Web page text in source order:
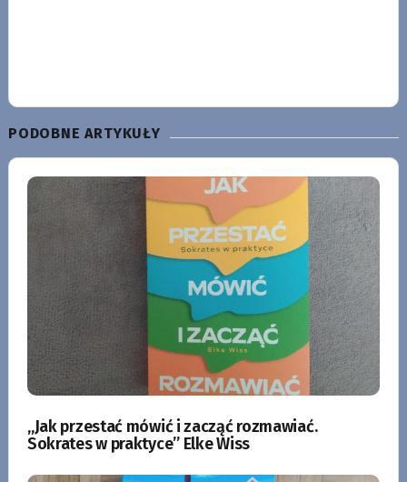
PODOBNE ARTYKUŁY
„Jak przestać mówić i zacząć rozmawiać.
Sokrates w praktyce” Elke Wiss